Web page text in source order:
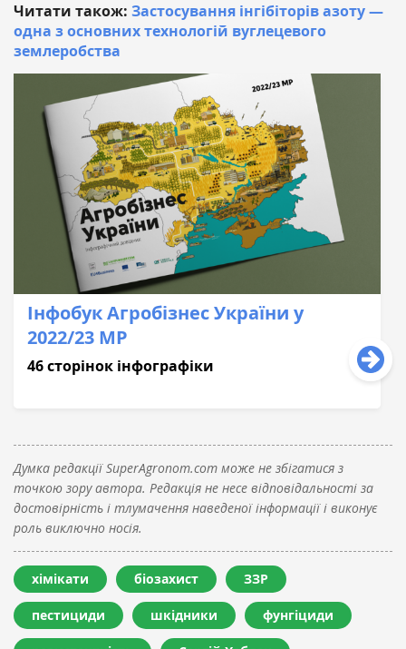
Читати також: Застосування інгібіторів азоту —
одна з основних технологій вуглецевого
землеробства
Інфобук Агробізнес України у
2022/23 МР
46 сторінок інфографіки
Думка редакції SuperAgronom.com може не збігатися з
точкою зору автора. Редакція не несе відповідальності за
достовірність і тлумачення наведеної інформації і виконує
роль виключно носія.
хімікати біозахист ЗЗР
пестициди шкідники фунгіциди